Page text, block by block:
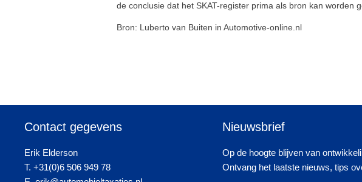
de conclusie dat het SKAT-register prima als bron kan worden
Bron: Luberto van Buiten in Automotive-online.nl
Contact gegevens
Erik Elderson
T. +31(0)6 506 949 78
Nieuwsbrief
Op de hoogte blijven van
Ontvang het laatste nieuws, tips